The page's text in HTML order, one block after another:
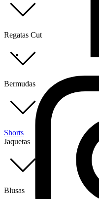
Regatas Cut
Bermudas
Shorts
Jaquetas
Blusas